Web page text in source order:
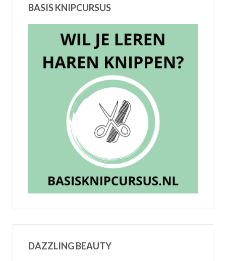
BASIS KNIPCURSUS
DAZZLING BEAUTY